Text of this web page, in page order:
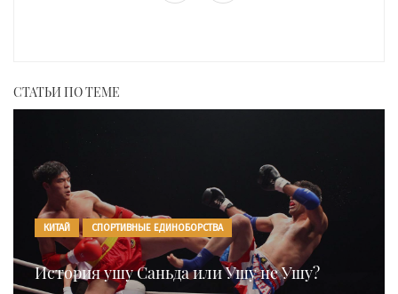
СТАТЬИ ПО ТЕМЕ
КИТАЙ СПОРТИВНЫЕ ЕДИНОБОРСТВА
История ушу Саньда или Ушу не Ушу?